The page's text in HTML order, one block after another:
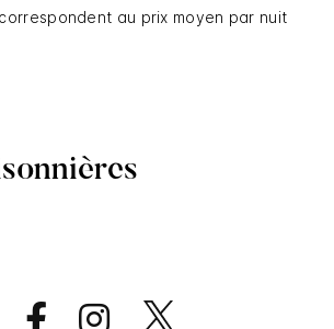
au prix moyen par nuit